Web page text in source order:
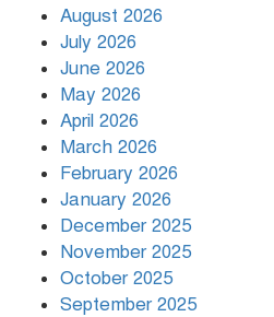
বৃষ্টি
August 2026
July 2026
June 2026
May 2026
April 2026
March 2026
February 2026
January 2026
December 2025
November 2025
October 2025
September 2025